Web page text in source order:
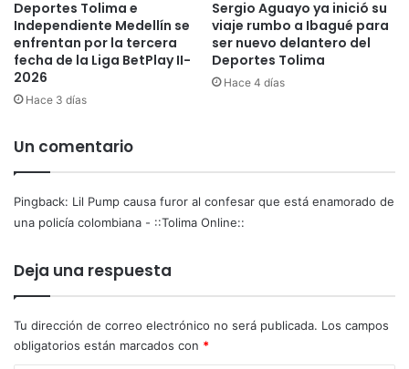
m
o
r
p
o
r
a
a
t
l
e
a
á
e
n
a
m
o
a
o
d
e
a
p
i
Deportes Tolima e
Independiente Medellín se
enfrentan por la tercera
fecha de la Liga BetPlay II-
2026
Hace 3 días
Sergio Aguayo ya inició su
viaje rumbo a Ibagué para
ser nuevo delantero del
Deportes Tolima
Hace 4 días
Un comentario
Pingback: Lil Pump causa furor al confesar que está enamorado de
una policía colombiana - ::Tolima Online::
Deja una respuesta
Tu dirección de correo electrónico no será publicada. Los campos
obligatorios están marcados con *